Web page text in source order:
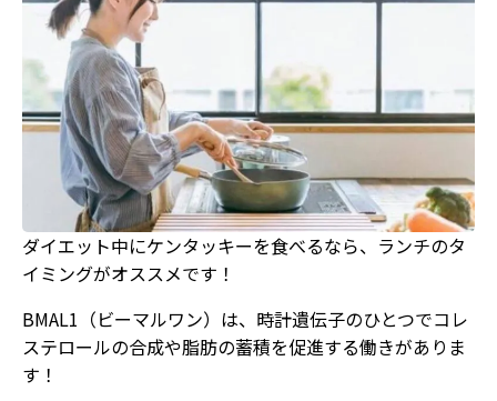
ダイエット中にケンタッキーを食べるなら、ランチのタ
イミングがオススメです！
BMAL1（ビーマルワン）は、時計遺伝子のひとつでコレ
ステロールの合成や脂肪の蓄積を促進する働きがありま
す！